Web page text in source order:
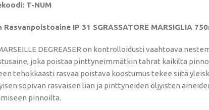
T-NUM
IP 31 SGRASSATORE MARSIGLIA
DEGREASER on kontrolloidusti vaahtoava
joka poistaa pinttyneimmätkin tahrat kaikilta
tehokkaasti rasvaa poistava koostumus tekee siitä
sopivan rasvaisen lian ja pinttyneiden öljyisten
pinnoilta.